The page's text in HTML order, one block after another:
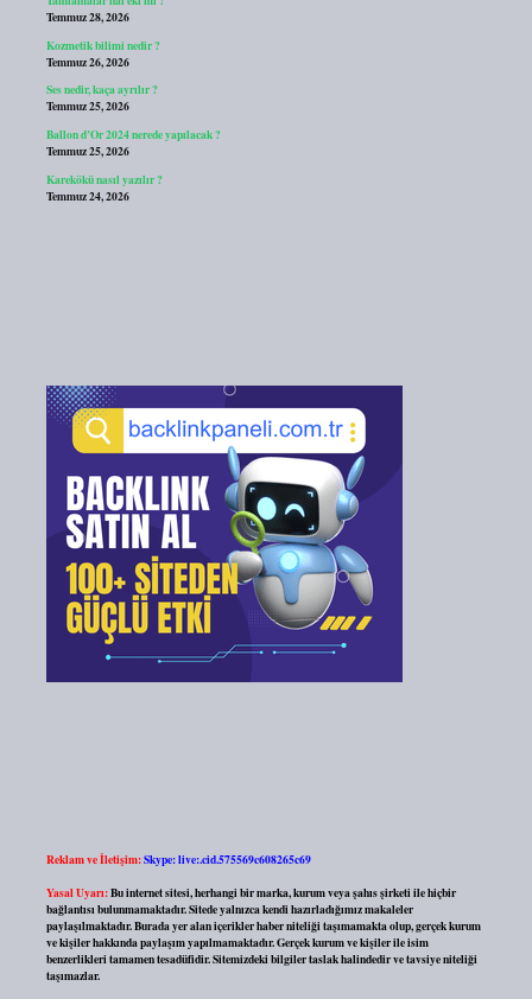
Temmuz 28, 2026
Kozmetik bilimi nedir ?
Temmuz 26, 2026
Ses nedir, kaça ayrılır ?
Temmuz 25, 2026
Ballon d’Or 2024 nerede yapılacak ?
Temmuz 25, 2026
Karekökü nasıl yazılır ?
Temmuz 24, 2026
Reklam ve İletişim:Skype: live:.cid.575569c608265c69
Yasal Uyarı:Bu internet sitesi, herhangi bir marka, kurum veya şahıs şirketi ile hiçbir
bağlantısı bulunmamaktadır. Sitede yalnızca kendi hazırladığımız makaleler
paylaşılmaktadır. Burada yer alan içerikler haber niteliği taşımamakta olup, gerçek kurum
ve kişiler hakkında paylaşım yapılmamaktadır. Gerçek kurum ve kişiler ile isim
benzerlikleri tamamen tesadüfidir. Sitemizdeki bilgiler taslak halindedir ve tavsiye niteliği
taşımazlar.